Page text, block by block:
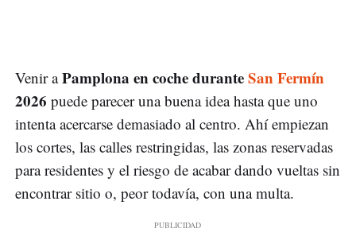
Venir aPamplona en coche duranteSan Fermín
2026 puede parecer una buena idea hasta que uno
intenta acercarse demasiado al centro. Ahí empiezan
los cortes, las calles restringidas, las zonas reservadas
para residentes y el riesgo de acabar dando vueltas sin
encontrar sitio o, peor todavía, con una multa.